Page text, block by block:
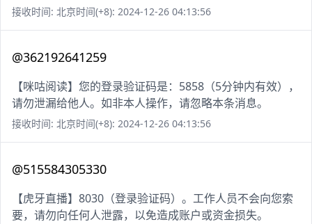
接收时间: 北京时间(+8): 2024-12-26 04:13:56
@362192641259
【咪咕阅读】您的登录验证码是：5858（5分钟内有效），
请勿泄漏给他人。如非本人操作，请忽略本条消息。
接收时间: 北京时间(+8): 2024-12-26 04:13:56
@515584305330
【虎牙直播】8030（登录验证码）。工作人员不会向您索
要，请勿向任何人泄露，以免造成账户或资金损失。